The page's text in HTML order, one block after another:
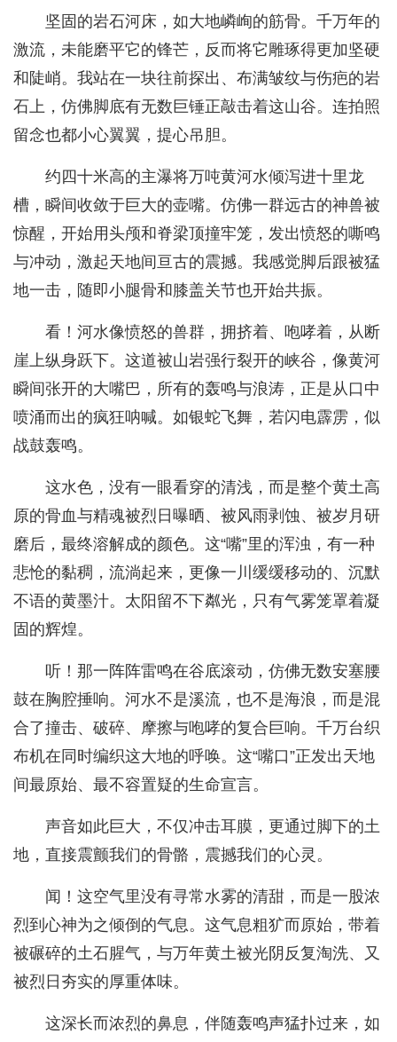
坚固的岩石河床，如大地嶙峋的筋骨。千万年的
激流，未能磨平它的锋芒，反而将它雕琢得更加坚硬
和陡峭。我站在一块往前探出、布满皱纹与伤疤的岩
石上，仿佛脚底有无数巨锤正敲击着这山谷。连拍照
留念也都小心翼翼，提心吊胆。
约四十米高的主瀑将万吨黄河水倾泻进十里龙
槽，瞬间收敛于巨大的壶嘴。仿佛一群远古的神兽被
惊醒，开始用头颅和脊梁顶撞牢笼，发出愤怒的嘶鸣
与冲动，激起天地间亘古的震撼。我感觉脚后跟被猛
地一击，随即小腿骨和膝盖关节也开始共振。
看！河水像愤怒的兽群，拥挤着、咆哮着，从断
崖上纵身跃下。这道被山岩强行裂开的峡谷，像黄河
瞬间张开的大嘴巴，所有的轰鸣与浪涛，正是从口中
喷涌而出的疯狂呐喊。如银蛇飞舞，若闪电霹雳，似
战鼓轰鸣。
这水色，没有一眼看穿的清浅，而是整个黄土高
原的骨血与精魂被烈日曝晒、被风雨剥蚀、被岁月研
磨后，最终溶解成的颜色。这“嘴”里的浑浊，有一种
悲怆的黏稠，流淌起来，更像一川缓缓移动的、沉默
不语的黄墨汁。太阳留不下粼光，只有气雾笼罩着凝
固的辉煌。
听！那一阵阵雷鸣在谷底滚动，仿佛无数安塞腰
鼓在胸腔捶响。河水不是溪流，也不是海浪，而是混
合了撞击、破碎、摩擦与咆哮的复合巨响。千万台织
布机在同时编织这大地的呼唤。这“嘴口”正发出天地
间最原始、最不容置疑的生命宣言。
声音如此巨大，不仅冲击耳膜，更通过脚下的土
地，直接震颤我们的骨骼，震撼我们的心灵。
闻！这空气里没有寻常水雾的清甜，而是一股浓
烈到心神为之倾倒的气息。这气息粗犷而原始，带着
被碾碎的土石腥气，与万年黄土被光阴反复淘洗、又
被烈日夯实的厚重体味。
这深长而浓烈的鼻息，伴随轰鸣声猛扑过来，如